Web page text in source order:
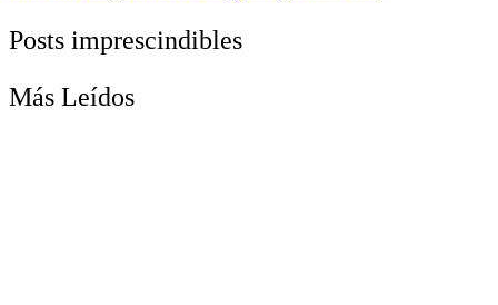
Posts imprescindibles
Más Leídos